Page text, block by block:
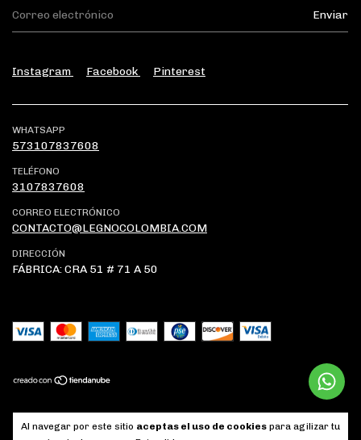
Al navegar por este sitio aceptas el uso de cookies para agilizar tu
Instagram Facebook Pinterest
WHATSAPP
573107837608
TELÉFONO
3107837608
CORREO ELECTRÓNICO
CONTACTO@LEGNOCOLOMBIA.COM
DIRECCIÓN
FÁBRICA: CRA 51 # 71 A 50